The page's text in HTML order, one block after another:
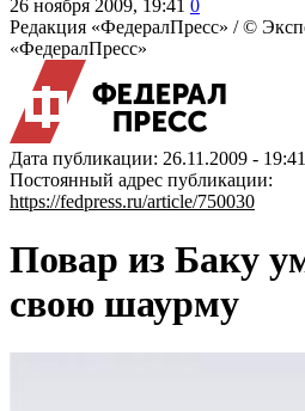
26 ноября 2009, 19:41 0
Редакция «ФедералПресс» /©
«ФедералПресс»
Дата публикации: 26.11.2009 - 19:41
Постоянный адрес публикации:
https://fedpress.ru/article/750030
Повар из Баку
свою шаурму